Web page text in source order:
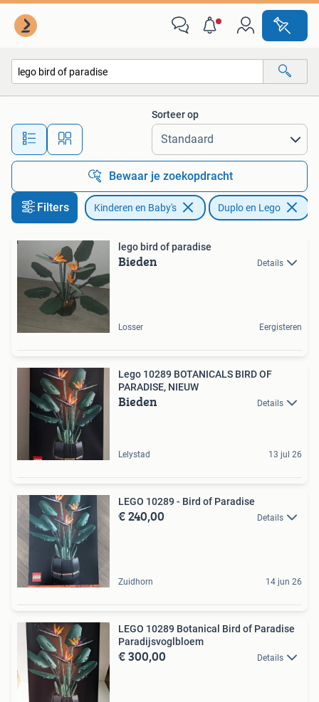
Alle afstanden…
Sorteer op
Bewaar je zoekopdracht
Filters Kinderen en Baby's Duplo en Lego
lego bird of paradise
Bieden Details
Losser Eergisteren
Lego 10289 BOTANICALS BIRD OF
PARADISE, NIEUW
Bieden Details
Lelystad 13 jul 26
LEGO 10289 - Bird of Paradise
€ 240,00 Details
Zuidhorn 14 jun 26
LEGO 10289 Botanical Bird of Paradise
Paradijsvoglbloem
€ 300,00 Details